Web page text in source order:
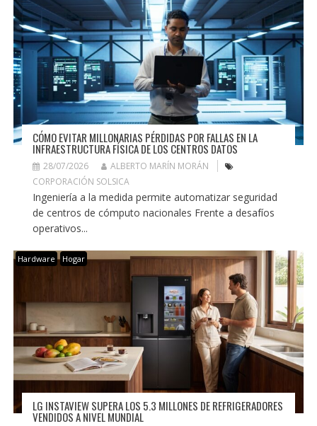
CÓMO EVITAR MILLONARIAS PÉRDIDAS POR FALLAS EN LA
INFRAESTRUCTURA FÍSICA DE LOS CENTROS DATOS
28/07/2026
ALBERTO MARÍN MORÁN
CORPORACIÓN SOLSICA
Ingeniería a la medida permite automatizar seguridad
de centros de cómputo nacionales Frente a desafíos
operativos...
Hardware Hogar
LG INSTAVIEW SUPERA LOS 5.3 MILLONES DE REFRIGERADORES
VENDIDOS A NIVEL MUNDIAL